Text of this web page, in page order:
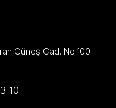
Güneş Cad. No:100
10